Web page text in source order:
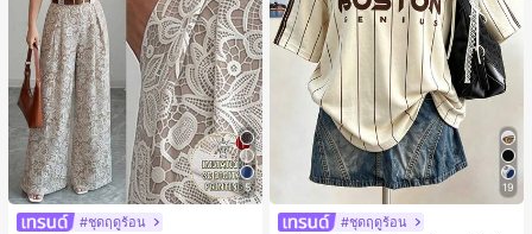
5
#ชุดฤดูร้อน
19
#ชุดฤดูร้อน